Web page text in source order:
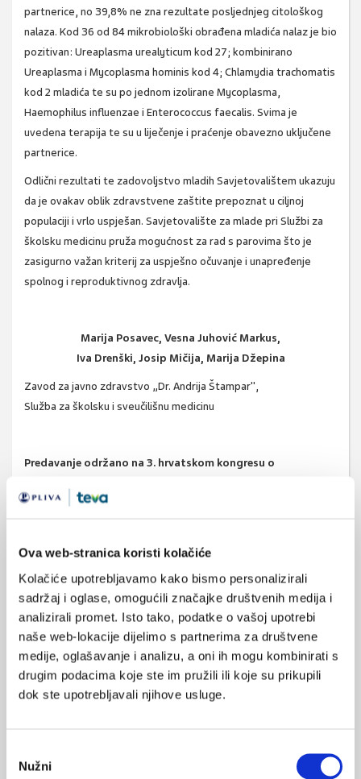
Ova web-stranica koristi kolačiće
Kolačiće upotrebljavamo kako bismo personalizirali
sadržaj i oglase, omogućili značajke društvenih medija i
analizirali promet. Isto tako, podatke o vašoj upotrebi
naše web-lokacije dijelimo s partnerima za društvene
medije, oglašavanje i analizu, a oni ih mogu kombinirati s
drugim podacima koje ste im pružili ili koje su prikupili
dok ste upotrebljavali njihove usluge.
pristanka
Nužni
partnerice, no 39,8% ne zna rezultate posljednjeg citološkog
nalaza. Kod 36 od 84 mikrobiološki obrađena mladića nalaz je bio
pozitivan: Ureaplasma urealyticum kod 27; kombinirano
Ureaplasma i Mycoplasma hominis kod 4; Chlamydia trachomatis
kod 2 mladića te su po jednom izolirane Mycoplasma,
Haemophilus influenzae i Enterococcus faecalis. Svima je
uvedena terapija te su u liječenje i praćenje obavezno uključene
partnerice.
Odlični rezultati te zadovoljstvo mladih Savjetovalištem ukazuju
da je ovakav oblik zdravstvene zaštite prepoznat u ciljnoj
populaciji i vrlo uspješan. Savjetovalište za mlade pri Službi za
školsku medicinu pruža mogućnost za rad s parovima što je
zasigurno važan kriterij za uspješno očuvanje i unapređenje
spolnog i reproduktivnog zdravlja.
Marija Posavec, Vesna Juhović Markus,
Iva Drenški, Josip Mičija, Marija Džepina
Zavod za javno zdravstvo „Dr. Andrija Štampar",
Služba za školsku i sveučilišnu medicinu
Predavanje održano na 3. hrvatskom kongresu o
svibanj 2011. godine
savjetovalište
spolno prenosive bolesti
spolno prenosive infekcije
reproduktivno zdravlje
spolnost mladić
SVIĐA
POVRATAK
NA VRH